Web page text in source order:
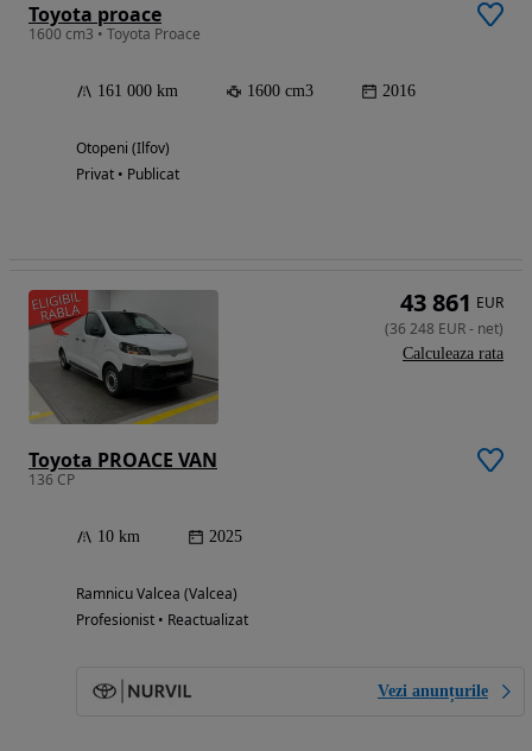
Toyota proace
1600 cm3 • Toyota Proace
161 000 km 1600 cm3 2016
Otopeni (Ilfov)
Privat • Publicat
Toyota PROACE VAN
136 CP
10 km 2025
Ramnicu Valcea (Valcea)
Profesionist • Reactualizat
Vezi anunțurile
43 861 EUR
(36 248 EUR- net)
Calculeaza rata